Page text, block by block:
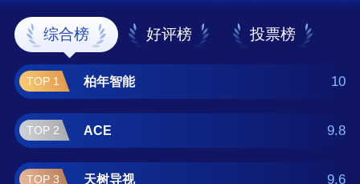
级、口碑、销量等12项指标依据，评选出了幼
儿园班牌十大品牌排行榜，前十名分别是柏年
智能、ACE、天树导视、罗丹莫
纳/RodenMona、大生/DASHENG、上
然/SIGNZONE、超凡标牌、高斯美/COSMIC、
金车标识、友昆标识 。如果您正在查找幼儿园
班牌什么牌子好？那么本幼儿园班牌十大品牌
榜单可供您作为选购参考，我们致力于用最真
综合榜 好评榜 投票榜
TOP 1 柏年智能 10
TOP 2 ACE 9.8
TOP 3 天树导视 9.6